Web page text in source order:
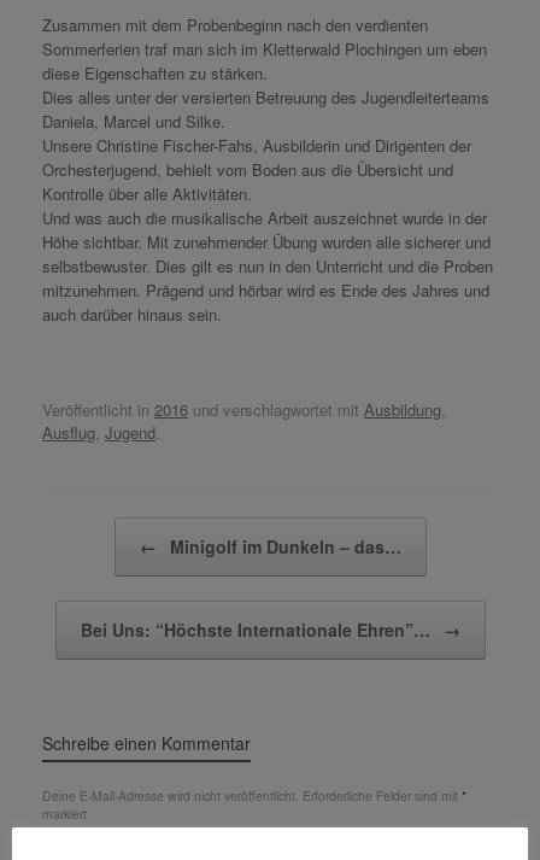
Zusammen mit dem Probenbeginn nach den verdienten
Sommerferien traf man sich im Kletterwald Plochingen um eben
diese Eigenschaften zu stärken.
Dies alles unter der versierten Betreuung des Jugendleiterteams
Daniela, Marcel und Silke.
Unsere Christine Fischer-Fahs, Ausbilderin und Dirigenten der
Orchesterjugend, behielt vom Boden aus die Übersicht und
Kontrolle über alle Aktivitäten.
Und was auch die musikalische Arbeit auszeichnet wurde in der
Höhe sichtbar. Mit zunehmender Übung wurden alle sicherer und
selbstbewuster. Dies gilt es nun in den Unterricht und die Proben
mitzunehmen. Prägend und hörbar wird es Ende des Jahres und
auch darüber hinaus sein.
Veröffentlicht in 2016 und verschlagwortet mit Ausbildung
Ausflug Jugend
← Minigolf im Dunkeln – das…
Bei Uns: “Höchste Internationale Ehren”… →
Schreibe einen Kommentar
Deine E-Mail-Adresse wird nicht veröffentlicht. Erforderliche Felder sind mit *
markiert